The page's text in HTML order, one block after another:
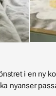
i en ny
nyanser